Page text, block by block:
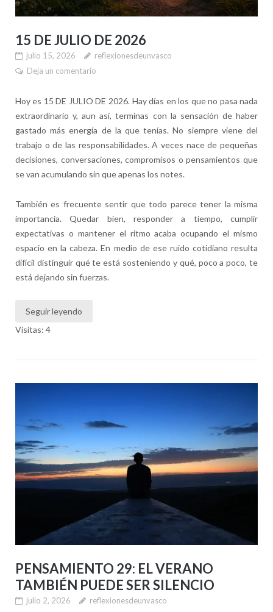
15 DE JULIO DE 2026
julio 15, 2026
reflexionesdeunvasco
Deja un comentario
Hoy es 15 DE JULIO DE 2026. Hay días en los que no pasa nada
extraordinario y, aun así, terminas con la sensación de haber
gastado más energía de la que tenías. No siempre viene del
trabajo o de las responsabilidades. A veces nace de pequeñas
decisiones, conversaciones, compromisos o pensamientos que
se van acumulando sin que apenas los notes.
También es frecuente sentir que todo parece tener la misma
importancia. Quedar bien, responder a tiempo, cumplir
expectativas o mantener el ritmo acaba ocupando el mismo
espacio en la cabeza. En medio de ese ruido cotidiano resulta
difícil distinguir qué te está sosteniendo y qué, poco a poco, te
está dejando sin fuerzas.
Seguir leyendo
Visitas: 4
PENSAMIENTO 29: EL VERANO
TAMBIÉN PUEDE SER SILENCIO
julio 2, 2026
reflexionesdeunvasco